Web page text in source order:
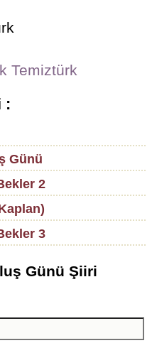
Temiztürk
:
Günü
2
3
Günü Şiiri